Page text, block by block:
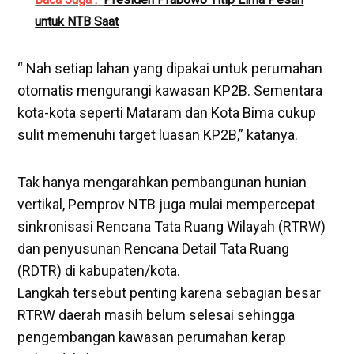
untuk NTB Saat
“ Nah setiap lahan yang dipakai untuk perumahan
otomatis mengurangi kawasan KP2B. Sementara
kota-kota seperti Mataram dan Kota Bima cukup
sulit memenuhi target luasan KP2B,” katanya.
Tak hanya mengarahkan pembangunan hunian
vertikal, Pemprov NTB juga mulai mempercepat
sinkronisasi Rencana Tata Ruang Wilayah (RTRW)
dan penyusunan Rencana Detail Tata Ruang
(RDTR) di kabupaten/kota.
Langkah tersebut penting karena sebagian besar
RTRW daerah masih belum selesai sehingga
pengembangan kawasan perumahan kerap